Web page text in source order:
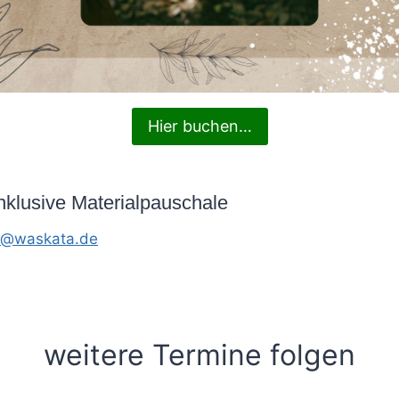
Hier buchen…
Materialpauschale
weitere Termine folgen